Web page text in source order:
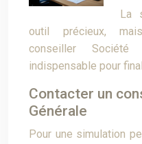
La
outil précieux, mais
conseiller Société
indispensable pour
Contacter un
Générale
Pour une simulation